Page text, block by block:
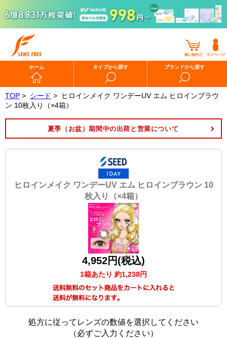
ホーム タイプから探す ブランドから探す
TOP > シード >
ヒロインメイク ワンデーUV エム ヒロインブラウ
ン 10枚入り（×4箱）
夏季（お盆）期間中の出荷と営業について
ヒロインメイク ワンデーUV エム ヒロインブラウン 10
枚入り（×4箱）
4,952円(税込)
1箱あたり 約1,238円
処方に従ってレンズの数値を選択してください
（必ずご入力ください）